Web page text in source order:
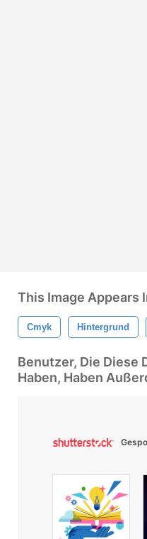
This Image Appears
Cmyk Hintergrund
Benutzer, Die Diese
Haben, Haben